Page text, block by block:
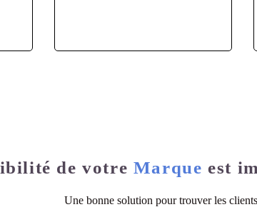
de votre Marque est
Une bonne solution pour trouver les